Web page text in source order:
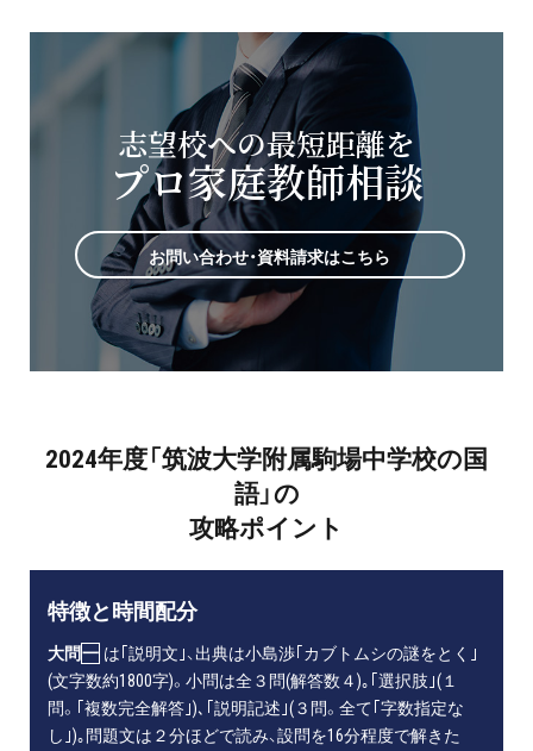
志望校への最短距離を
プロ家庭教師相談
お問い合わせ・資料請求はこちら
2024年度「筑波大学附属駒場中学校の国
語」の
攻略ポイント
特徴と時間配分
大問一 は｢説明文｣、出典は小島渉｢カブトムシの謎をとく｣
(文字数約1800字)。小問は全３問(解答数４)｡｢選択肢｣(１
問。｢複数完全解答｣)､｢説明記述｣(３問。全て｢字数指定な
し｣)｡問題文は２分ほどで読み、設問を16分程度で解きた